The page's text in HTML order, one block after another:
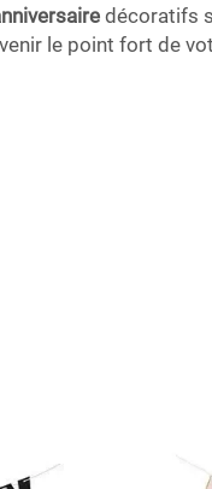
décoratifs
le point fort de